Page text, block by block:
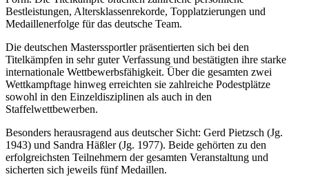
Bestleistungen, Altersklassenrekorde, Topplatzierungen und
Medaillenerfolge für das deutsche Team.
Die deutschen Masterssportler präsentierten sich bei den
Titelkämpfen in sehr guter Verfassung und bestätigten ihre starke
internationale Wettbewerbsfähigkeit. Über die gesamten zwei
Wettkampftage hinweg erreichten sie zahlreiche Podestplätze
sowohl in den Einzeldisziplinen als auch in den
Staffelwettbewerben.
Besonders herausragend aus deutscher Sicht: Gerd Pietzsch (Jg.
1943) und Sandra Häßler (Jg. 1977). Beide gehörten zu den
erfolgreichsten Teilnehmern der gesamten Veranstaltung und
sicherten sich jeweils fünf Medaillen.